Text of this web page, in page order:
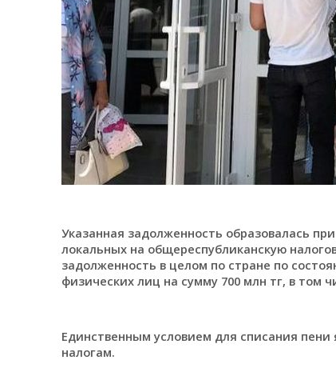
Указанная задолженность образовалась
локальных на общереспубликанскую
задолженность в целом по стране по
физических лиц на сумму 700 млн тг, в том
Единственным условием для списания
налогам.